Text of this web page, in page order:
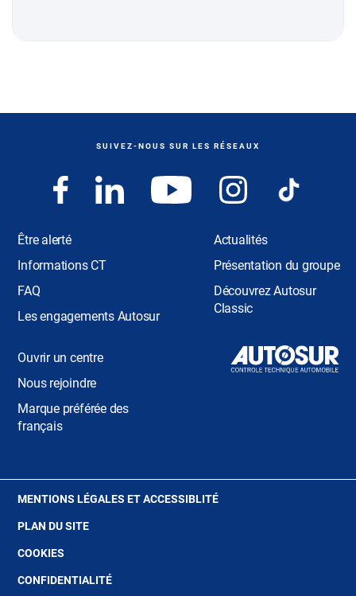
SUIVEZ-NOUS SUR LES RÉSEAUX
Être alerté
Informations CT
FAQ
Les engagements Autosur
Actualités
Présentation du groupe
Découvrez Autosur
Classic
Ouvrir un centre
Nous rejoindre
Marque préférée des
français
MENTIONS LÉGALES ET ACCESSIBLITÉ(OUVRE
PLAN DU SITE
COOKIES
UNE
CONFIDENTIALITÉ(OUVRE